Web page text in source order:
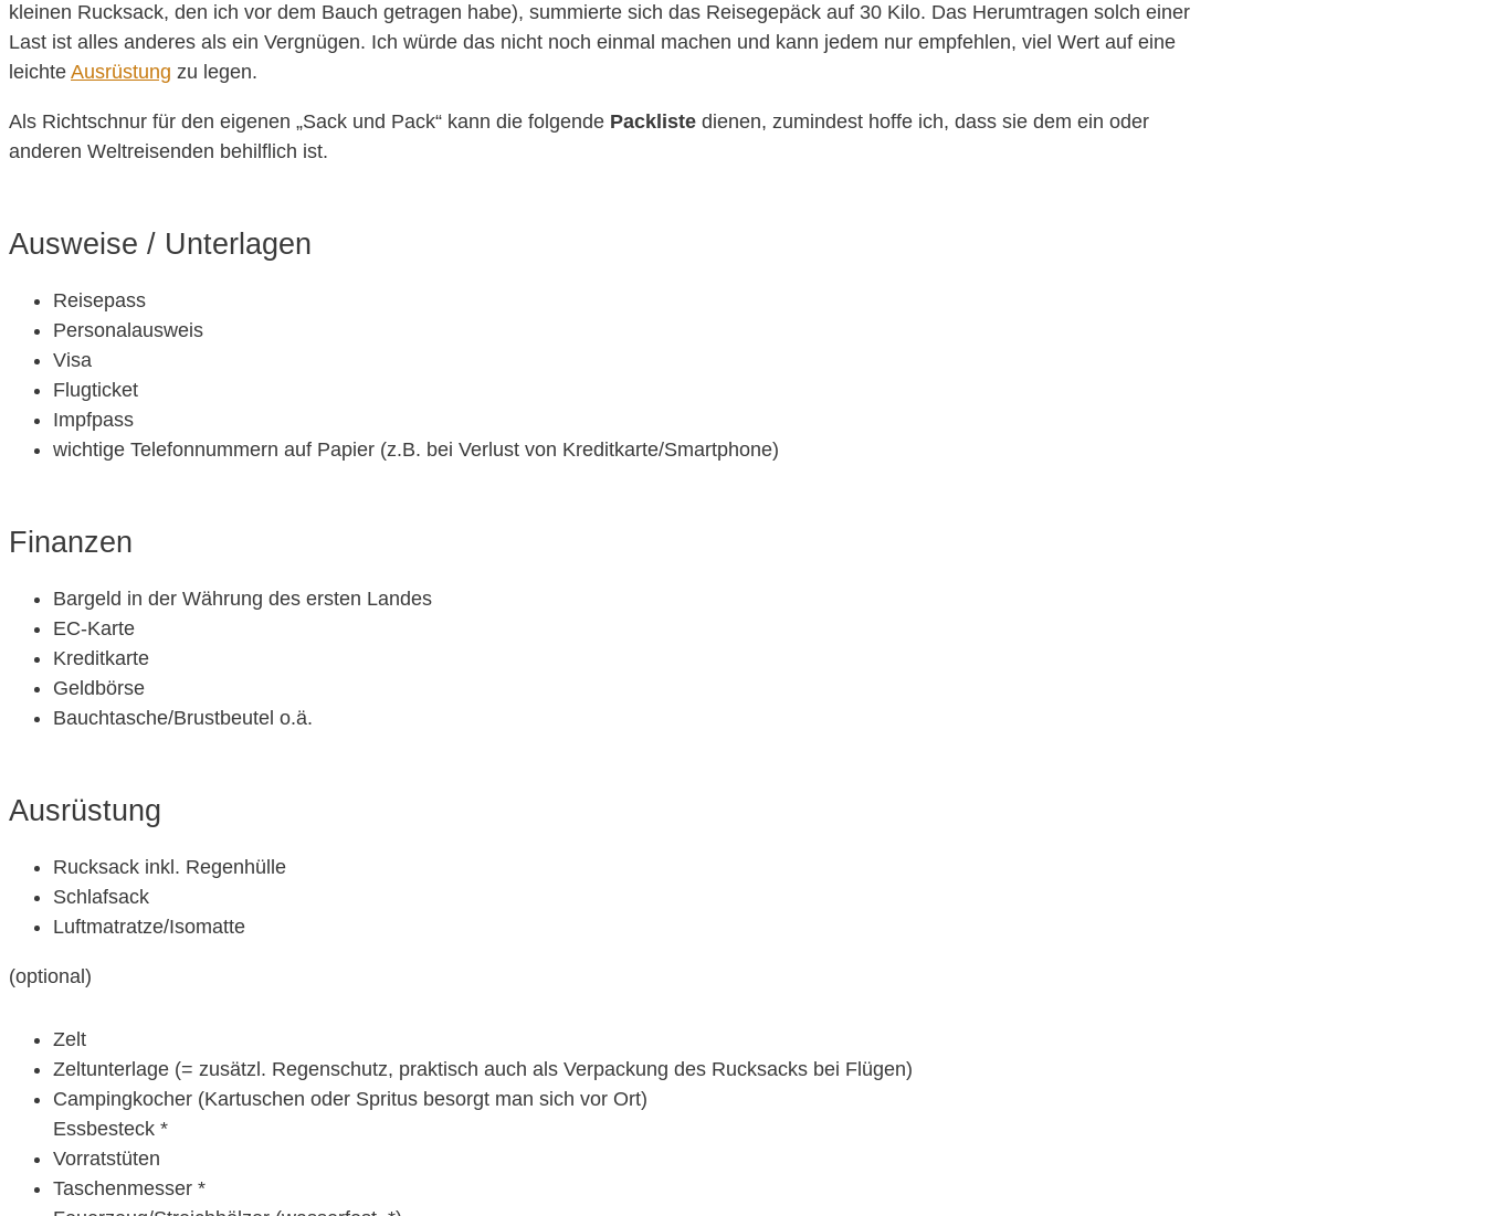
kleinen Rucksack, den ich vor dem Bauch getragen habe), summierte sich das Reisegepäck auf 30 Kilo. Das Herumtragen solch einer
Last ist alles anderes als ein Vergnügen. Ich würde das nicht noch einmal machen und kann jedem nur empfehlen, viel Wert auf eine
leichte Ausrüstung zu legen.
Als Richtschnur für den eigenen „Sack und Pack“ kann die folgende Packliste dienen, zumindest hoffe ich, dass sie dem ein oder
anderen Weltreisenden behilflich ist.
Ausweise / Unterlagen
Reisepass
Personalausweis
Visa
Flugticket
Impfpass
wichtige Telefonnummern auf Papier (z.B. bei Verlust von Kreditkarte/Smartphone)
Finanzen
Bargeld in der Währung des ersten Landes
EC-Karte
Kreditkarte
Geldbörse
Bauchtasche/Brustbeutel o.ä.
Ausrüstung
Rucksack inkl. Regenhülle
Schlafsack
Luftmatratze/Isomatte
(optional)
Zelt
Zeltunterlage (= zusätzl. Regenschutz, praktisch auch als Verpackung des Rucksacks bei Flügen)
Campingkocher (Kartuschen oder Spritus besorgt man sich vor Ort)
Essbesteck *
Vorratstüten
Taschenmesser *